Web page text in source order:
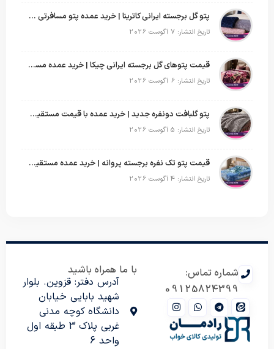
پتو گل برجسته ایرانی کاترینا | خرید عمده پتو مسافرتی با قیمت تولیدی
تاریخ انتشار: 7 آگوست 2026
قیمت پتوهای گل برجسته ایرانی چیکا | خرید عمده مستقیم با سود بالا
تاریخ انتشار: 6 آگوست 2026
پتو گلبافت دونفره جدید | خرید عمده با قیمت مستقیم و طرح‌های پرفروش بازار
تاریخ انتشار: 5 آگوست 2026
قیمت پتو تک نفره برجسته پروانه | خرید عمده مستقیم با بهترین قیمت بازار
تاریخ انتشار: 4 آگوست 2026
شماره تماس:
09125824399
با ما همراه باشید
آدرس دفتر: قزوین. بلوار
شهید بابایی خیابان
دانشگاه کوچه مدنی
غربی پلاک 3 طبقه اول
واحد 6